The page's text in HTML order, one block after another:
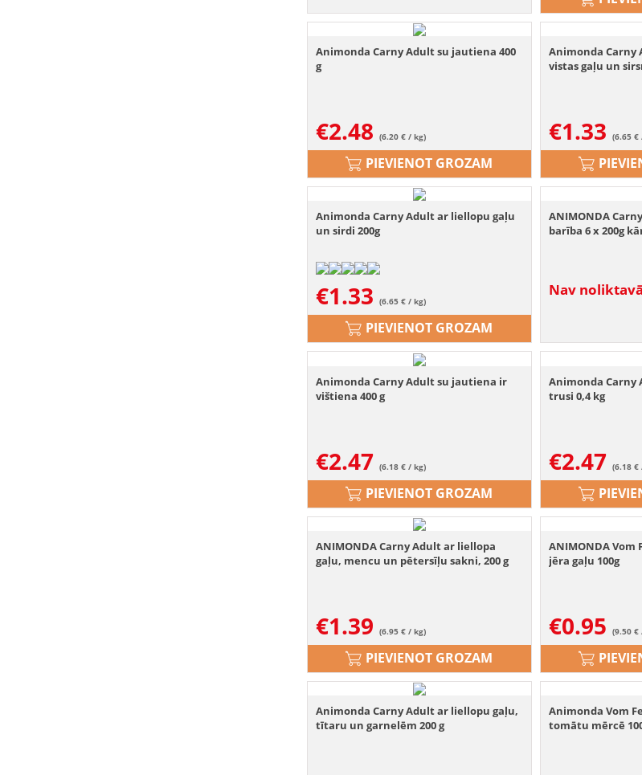
Animonda Carny Adult su jautiena 400
g
€2.48 (6.20 € / kg)
PIEVIENOT GROZAM
Animonda Carny
vistas gaļu un
€1.33 (6.65 €
Animonda Carny Adult ar liellopu gaļu
un sirdi 200g
€1.33 (6.65 € / kg)
PIEVIENOT GROZAM
ANIMONDA
barība 6 x 200g
Nav noliktavā
Animonda Carny Adult su jautiena ir
vištiena 400 g
€2.47 (6.18 € / kg)
PIEVIENOT GROZAM
Animonda
trusi 0,4 kg
€2.47 (6.18 €
ANIMONDA Carny Adult ar liellopa
gaļu, mencu un pētersīļu sakni, 200 g
€1.39 (6.95 € / kg)
PIEVIENOT GROZAM
ANIMONDA Vom
jēra gaļu 100g
€0.95 (9.50 €
Animonda Carny Adult ar liellopu gaļu,
tītaru un garnelēm 200 g
Animonda Vom
tomātu mērcē